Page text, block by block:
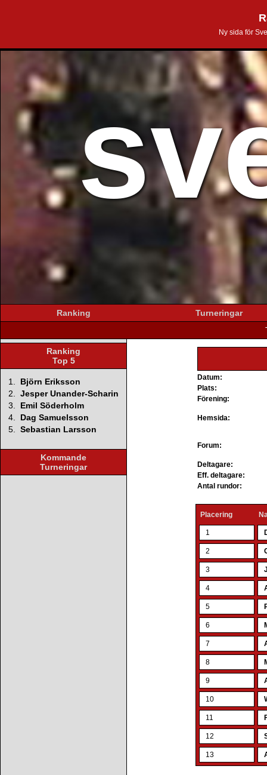
Ny sida för
Ranking
Turneringar
Ranking
Top 5
1.
Björn Eriksson
2. Jesper Unander-Scharin
3.
Emil Söderholm
4.
Dag Samuelsson
5. Sebastian Larsson
Kommande
Turneringar
Datum:
Plats:
Förening:
Hemsida:
Forum:
Deltagare:
Eff. deltagare:
Antal rundor:
Placering
1
2
3
4
5
6
7
8
9
10
11
12
13